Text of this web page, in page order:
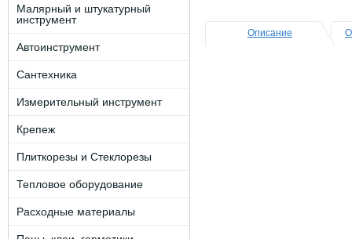
Малярный и штукатурный
инструмент
Автоинструмент
Сантехника
Измерительный инструмент
Крепеж
Плиткорезы и Стеклорезы
Тепловое оборудование
Расходные материалы
Описание